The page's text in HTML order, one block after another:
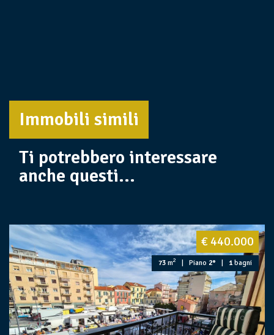
Immobili simili
Ti potrebbero interessare
anche questi...
73 m2 | Piano 2° | 1bagni
€ 440.000